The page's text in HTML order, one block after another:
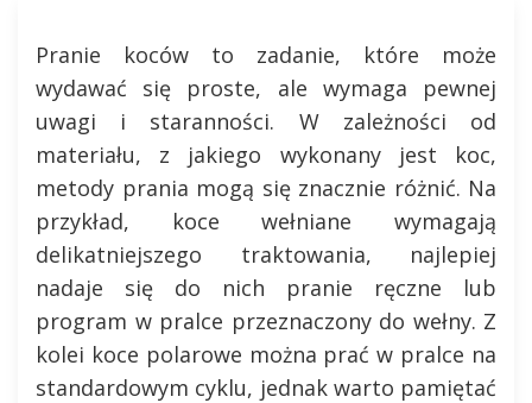
Pranie koców to zadanie, które może
wydawać się proste, ale wymaga pewnej
uwagi i staranności. W zależności od
materiału, z jakiego wykonany jest koc,
metody prania mogą się znacznie różnić. Na
przykład, koce wełniane wymagają
delikatniejszego traktowania, najlepiej
nadaje się do nich pranie ręczne lub
program w pralce przeznaczony do wełny. Z
kolei koce polarowe można prać w pralce na
standardowym cyklu, jednak warto pamiętać